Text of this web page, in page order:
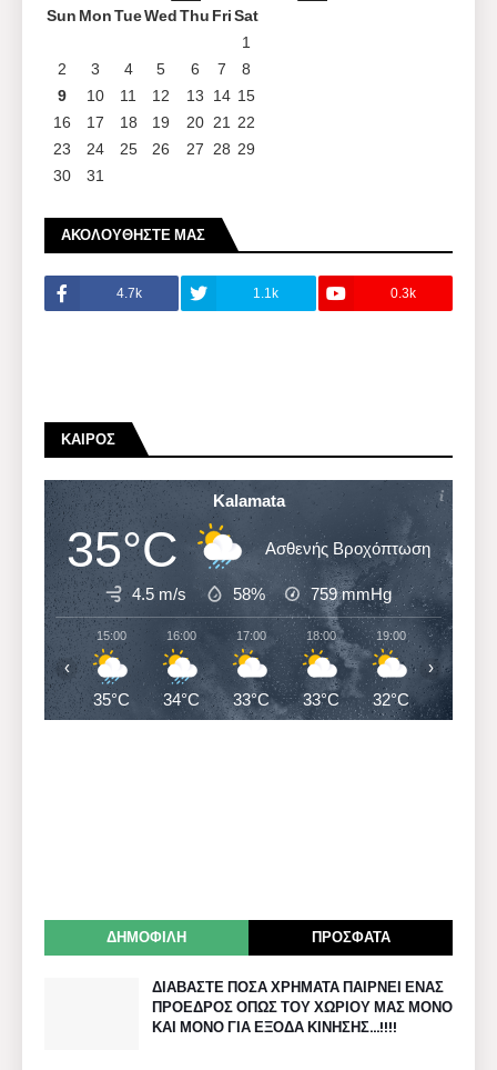
Sun MonTueWedThu FriSat
1
2
3 4 5 6 7
8
9
10 11 12 13 14 15
16
17 18 19 20 21 22
23
24 25 26 27 28 29
30
31
ΑΚΟΛΟΥΘΗΣΤΕ ΜΑΣ
4.7k 1.1k 0.3k
ΚΑΙΡΌΣ
Kalamata
35°C Ασθενής Βροχόπτωση
4.5 m/s 58% 759mmHg
15:00
35°C
16:00
34°C
17:00
33°C
18:00
33°C
19:00
32°C
20:00
31°C
‹ ›
ΔΗΜΟΦΙΛΗ ΠΡΟΣΦΑΤΑ
ΔΙΑΒΑΣΤΕ ΠΟΣΑ ΧΡΗΜΑΤΑ ΠΑΙΡΝΕΙ ΕΝΑΣ
ΠΡΟΕΔΡΟΣ ΟΠΩΣ ΤΟΥ ΧΩΡΙΟΥ ΜΑΣ ΜΟΝΟ
ΚΑΙ ΜΟΝΟ ΓΙΑ ΕΞΟΔΑ ΚΙΝΗΣΗΣ…!!!!